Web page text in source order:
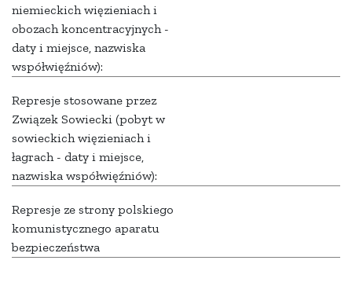
niemieckich więzieniach i
obozach koncentracyjnych -
daty i miejsce, nazwiska
współwięźniów):
Represje stosowane przez
Związek Sowiecki (pobyt w
sowieckich więzieniach i
łagrach - daty i miejsce,
nazwiska współwięźniów):
Represje ze strony polskiego
komunistycznego aparatu
bezpieczeństwa